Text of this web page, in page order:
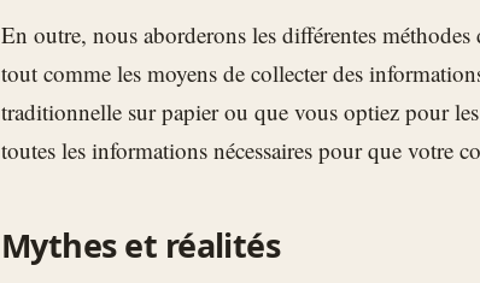
En outre, nous aborderons les différentes
tout comme les moyens de collecter des
traditionnelle sur papier ou que vous optiez pour
toutes les informations nécessaires pour que votre
Mythes et réalités